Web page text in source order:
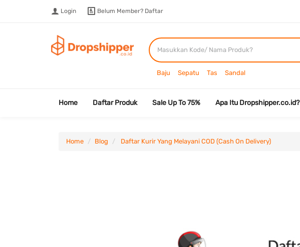
Login Belum Member? Daftar
Baju Sepatu Tas Sandal
Home Daftar Produk Sale Up To 75% Apa Itu Dropshipper.co.id?
Home Blog Daftar Kurir Yang Melayani COD (Cash On Delivery)